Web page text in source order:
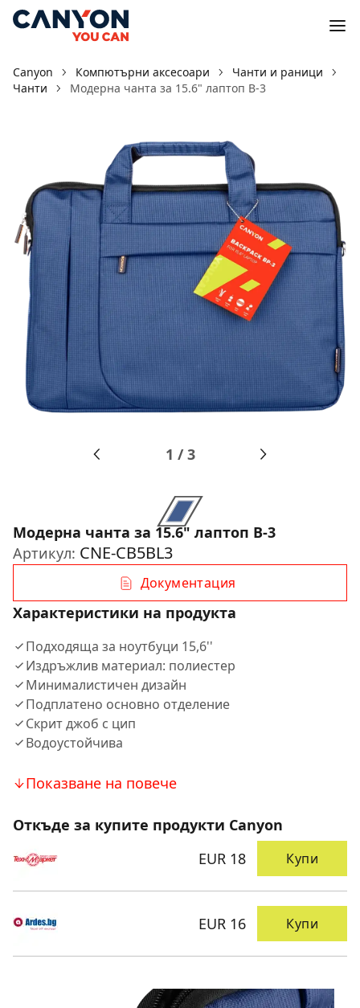
Canyon Компютърни аксесоари
Чанти и раници
Чанти
Модерна чанта за 15.6" лаптоп B-3
1 /3
Модерна чанта за 15.6" лаптоп B-3
Артикул: CNE-CB5BL3
Документация
Характеристики на продукта
Подходяща за ноутбуци 15,6''
Издръжлив материал: полиестер
Минималистичен дизайн
Подплатено основно отделение
Скрит джоб с цип
Водоустойчива
Показване на повече
Откъде за купите продукти Canyon
EUR 18
Купи
EUR 16 Купи